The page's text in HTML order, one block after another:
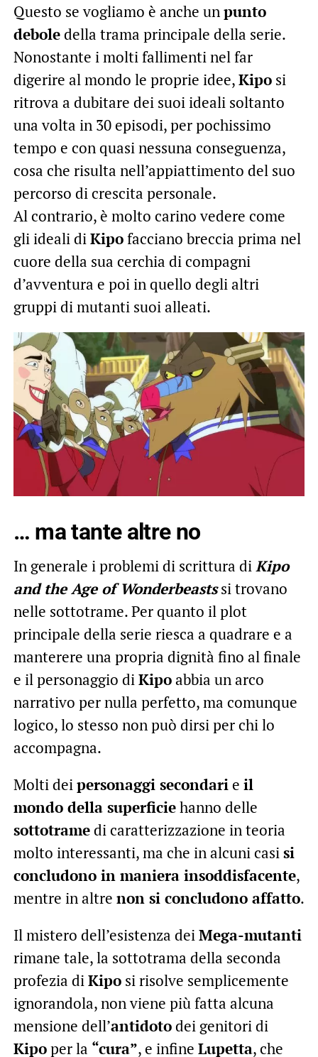
Questo se vogliamo è anche unpunto
deboledella trama principale della serie.
Nonostante i molti fallimenti nel far
digerire al mondo le proprie idee,Kiposi
ritrova a dubitare dei suoi ideali soltanto
una volta in 30 episodi, per pochissimo
tempo e con quasi nessuna conseguenza,
cosa che risulta nell’appiattimento del suo
percorso di crescita personale.
Al contrario, è molto carino vedere come
gli ideali diKipofacciano breccia prima nel
cuore della sua cerchia di compagni
d’avventura e poi in quello degli altri
gruppi di mutanti suoi alleati.
… ma tante altre no
In generale i problemi di scrittura diKipo
and the Age of Wonderbeasts si trovano
nelle sottotrame. Per quanto il plot
principale della serie riesca a quadrare e a
manterere una propria dignità fino al finale
e il personaggio diKipoabbia un arco
narrativo per nulla perfetto, ma comunque
logico, lo stesso non può dirsi per chi lo
accompagna.
Molti deipersonaggi secondarie il
mondo della superficiehanno delle
sottotramedi caratterizzazione in teoria
molto interessanti, ma che in alcuni casisi
concludono in maniera insoddisfacente,
mentre in altre non si concludono affatto.
Il mistero dell’esistenza deiMega-mutanti
rimane tale, la sottotrama della seconda
profezia diKiposi risolve semplicemente
ignorandola, non viene più fatta alcuna
mensione dell’antidotodei genitori di
Kipoper la “cura”, e infine Lupetta, che